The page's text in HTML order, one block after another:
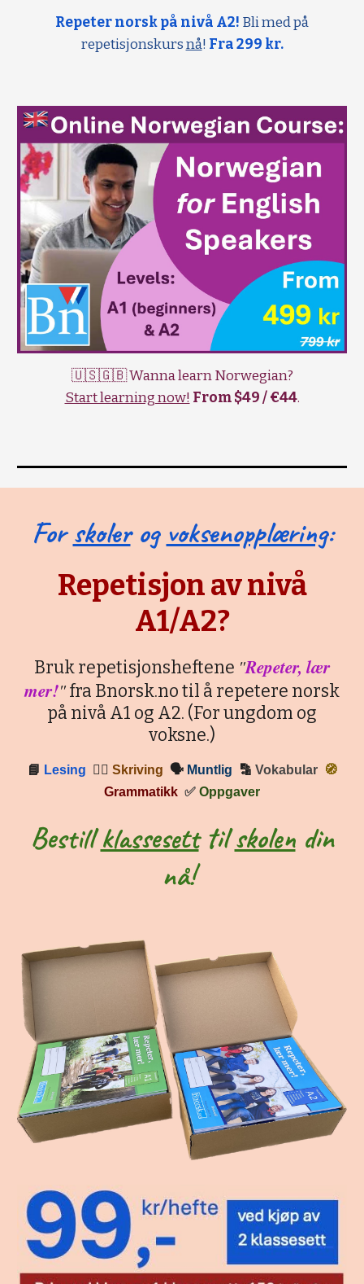
Repeter norsk på nivå A2! Bli med på
repetisjonskursnå! Fra 299 kr.
🇺🇸🇬🇧 Wanna learn Norwegian?
Start learning now! From $49 / €44.
Forskolerog voksenopplæring:
Repetisjon av nivå
A1/A2?
Bruk repetisjonsheftene "Repeter, lær
mer!"fra Bnorsk.no til å repetere norsk
på nivå A1 og A2. (For ungdom og
voksne.)
📘 Lesing ✍🏼 Skriving 🗣 Muntlig 🔡 Vokabular
🧭
Grammatikk ✅ Oppgaver
Bestillklassesetttilskolendin
nå!